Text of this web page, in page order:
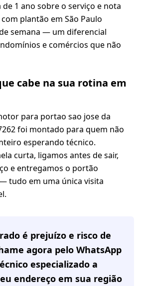
1 ano sobre o serviço e nota
plantão em São Paulo
semana — um diferencial
e comércios que não
cabe na sua rotina em
para portao sao jose da
foi montado para quem não
esperando técnico.
curta, ligamos antes de sair,
e entregamos o portão
tudo em uma única visita
é prejuízo e risco de
agora pelo WhatsApp
especializado a
endereço em sua região